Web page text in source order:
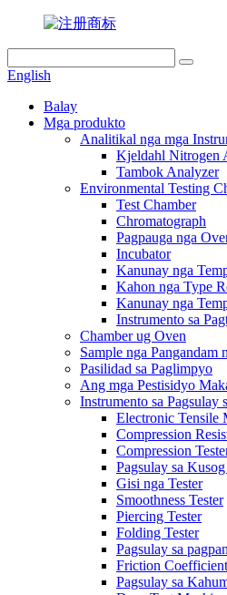
English
Balay
Mga produkto
Analitikal nga mga
Kjeldahl Nitrogen
Tambok Analyzer
Environmental Testing
Test Chamber
Chromatograph
Pagpauga nga
Incubator
Kanunay nga
Kahon nga Type
Kanunay nga
Instrumento sa
Chamber ug Oven
Sample nga Pangandam
Pasilidad sa Paglimpyo
Ang mga Pestisidyo
Instrumento sa Pagsulay
Electronic Tensile
Compression
Compression
Pagsulay sa
Gisi nga Tester
Smoothness Tester
Piercing Tester
Folding Tester
Pagsulay sa
Friction
Pagsulay sa